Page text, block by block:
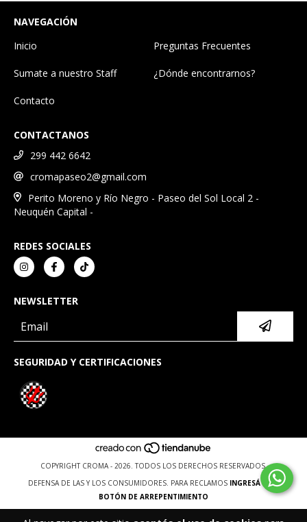
NAVEGACIÓN
Inicio
Preguntas Frecuentes
Sumate a nuestro Staff ¿Dónde encontrarnos?
Contacto
CONTACTANOS
299 442 6642
cromapaseo2@gmail.com
Perito Moreno y Río Negro - Paseo del Sol Local 2 -
Neuquén Capital -
REDES SOCIALES
NEWSLETTER
SEGURIDAD Y CERTIFICACIONES
COPYRIGHT CROMA - 2026. TODOS LOS DERECHOS RESERVADOS.
DEFENSA DE LAS Y LOS CONSUMIDORES. PARA RECLAMOS INGRESÁ ACÁ.
BOTÓN DE ARREPENTIMIENTO